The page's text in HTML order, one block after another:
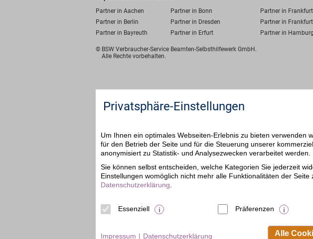
Partner in Aachen Partner in Bonn Partner in
Partner in Berlin
Partner in Dresden Partner in
Partner in Bayreuth
Partner in Erfurt Partner in Hamburg
© BSW Verbraucher-Service Beamten-Selbsthilfewerk GmbH.
Alle Rechte vorbehalten.
Privatsphäre-Einstellungen
Um Ihnen ein optimales Webseiten-Erlebnis zu bieten verwenden
für den Betrieb der Seite und für die Steuerung unserer
anonymisiert zu Statistik- und Analysezwecken verarbeitet werden.
Sie können selbst entscheiden, welche Kategorien Sie jederzeit
Einstellungen womöglich nicht mehr alle Funktionalitäten der
Datenschutzerklärung
Essenziell Präferenzen
Alle
Impressum Datenschutzerklärung